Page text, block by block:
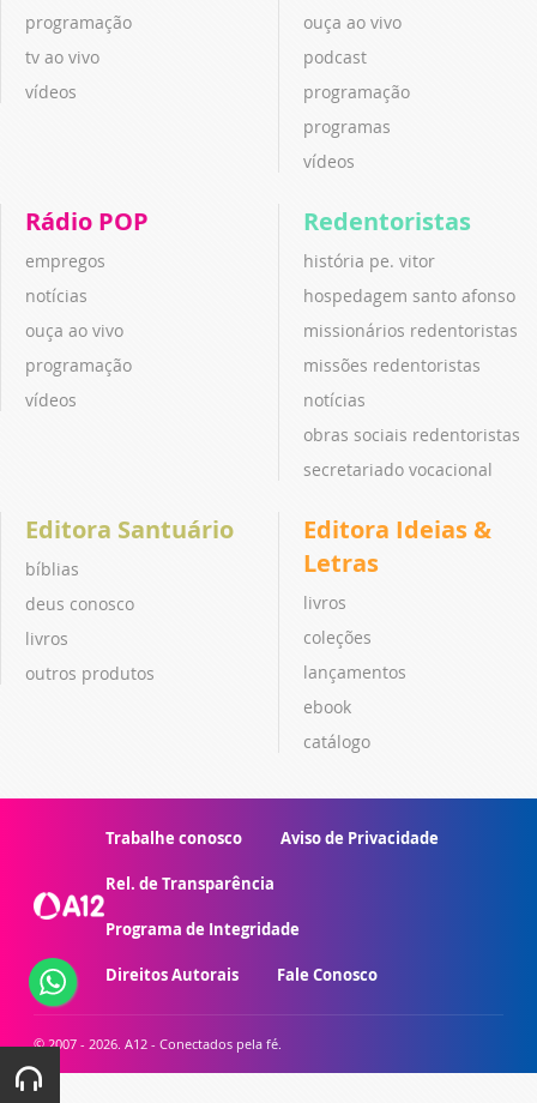
programação
tv ao vivo
vídeos
ouça ao vivo
podcast
programação
programas
vídeos
Rádio POP
empregos
notícias
ouça ao vivo
programação
vídeos
Redentoristas
história pe. vitor
hospedagem santo afonso
missionários redentoristas
missões redentoristas
notícias
obras sociais redentoristas
secretariado vocacional
Editora Santuário
bíblias
deus conosco
livros
outros produtos
Editora Ideias &
Letras
livros
coleções
lançamentos
ebook
catálogo
Trabalhe conosco Aviso de Privacidade
Rel. de Transparência
Programa de Integridade
Direitos Autorais Fale Conosco
© 2007 - 2026. A12 - Conectados pela fé.